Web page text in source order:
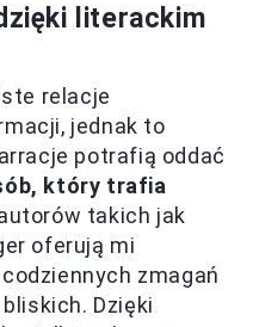
literackim
relacje
jednak to
potrafią oddać
który trafia
takich jak
oferują mi
zmagań
Dzięki